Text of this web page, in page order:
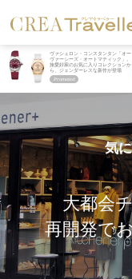
ヴァシュロン・コンスタンタン「オー
ヴァーシーズ・オートマティック」。
旅愛好家のお気に入りコレクションか
ら、ジェンダーレスな新作が登場
気
大都会
再開発で